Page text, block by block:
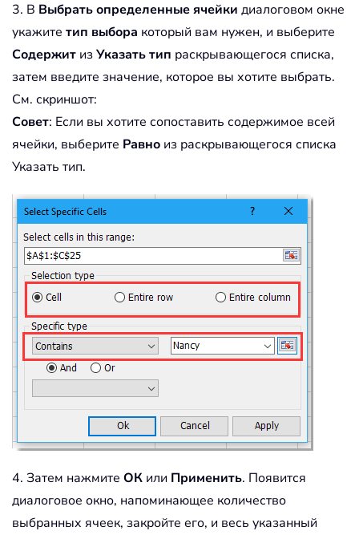
3. В Выбрать определенные ячейки диалоговом окне
укажите тип выбора который вам нужен, и выберите
Содержит изУказать тип раскрывающегося списка,
затем введите значение, которое вы хотите выбрать.
См. скриншот:
Совет: Если вы хотите сопоставить содержимое всей
ячейки, выберите Равно из раскрывающегося списка
Указать тип.
4. Затем нажмите ОК или Применить. Появится
диалоговое окно, напоминающее количество
выбранных ячеек, закройте его, и весь указанный